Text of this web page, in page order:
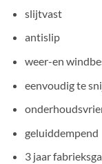
slijtvast
antislip
weer-en
eenvoudig te
geluiddempend
3 jaar